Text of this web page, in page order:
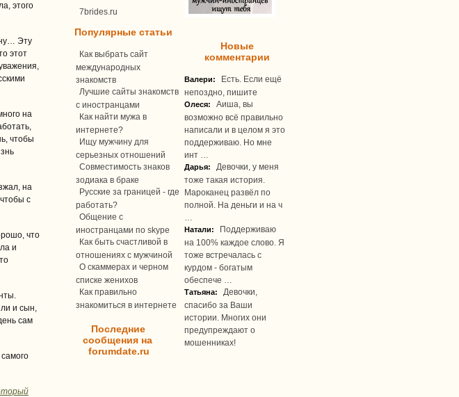
этого
Эту
этот
на
чтобы
на
с
что
и
и сын,
сам
7brides.ru
Популярные статьи
Как выбрать сайт
международных
знакомств
Лучшие сайты знакомств
с иностранцами
Как найти мужа в
интернете?
Ищу мужчину для
серьезных отношений
Совместимость знаков
зодиака в браке
Русские за границей - где
работать?
Общение с
иностранцами по skype
Как быть счастливой в
отношениях с мужчиной
О скаммерах и черном
списке женихов
Как правильно
знакомиться в интернете
Последние
сообщения на
forumdate.ru
Новые
комментарии
Валери: Есть. Если ещё
непоздно, пишите
Олеся:
Аиша, вы
возможно всё правильно
написали и в целом я это
поддерживаю. Но мне
инт …
Дарья:
Девочки, у меня
тоже такая история.
Мароканец развёл по
полной. На деньги и на ч
Натали:
Поддерживаю
на 100% каждое слово. Я
тоже встречалась с
курдом - богатым
обеспече …
Татьяна:
Девочки,
спасибо за Ваши
истории. Многих они
предупреждают о
мошенниках!